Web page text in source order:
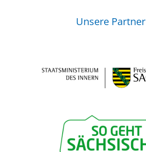
Unsere Partner